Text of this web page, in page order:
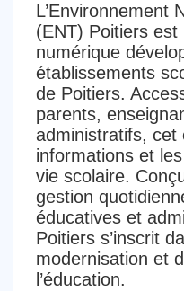
by
L’Environnement
(ENT) Poitiers
numérique
établissements
de Poitiers.
parents,
administratifs, cet
informations et
vie scolaire.
gestion
éducatives et
Poitiers s’inscrit
modernisation et
l’éducation.